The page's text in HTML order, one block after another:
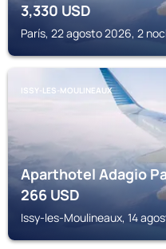
3,330USD
París, 22 agosto 2026, 2
ISSY-LES-MOULINEAUX
Aparthotel Adagio
266USD
Issy-les-Moulineaux, 14